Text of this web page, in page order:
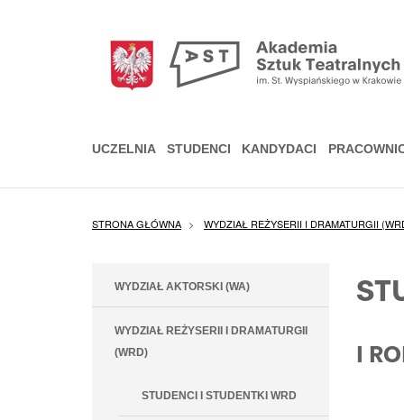
UCZELNIA STUDENCI KANDYDACI
STRONA GŁÓWNA WYDZIAŁ REŻYSERII I DRAMATURGII
WYDZIAŁ AKTORSKI (WA)
WYDZIAŁ REŻYSERII I DRAMATURGII
(WRD)
STUDENCI I STUDENTKI WRD
I